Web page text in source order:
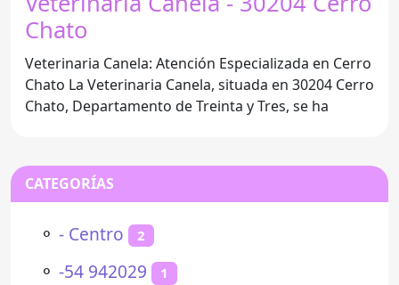
Chato
Veterinaria Canela: Atención Especializada en Cerro
Chato La Veterinaria Canela, situada en 30204 Cerro
Chato, Departamento de Treinta y Tres, se ha
CATEGORÍAS
⚬ - Centro 2
⚬ -54 942029 1